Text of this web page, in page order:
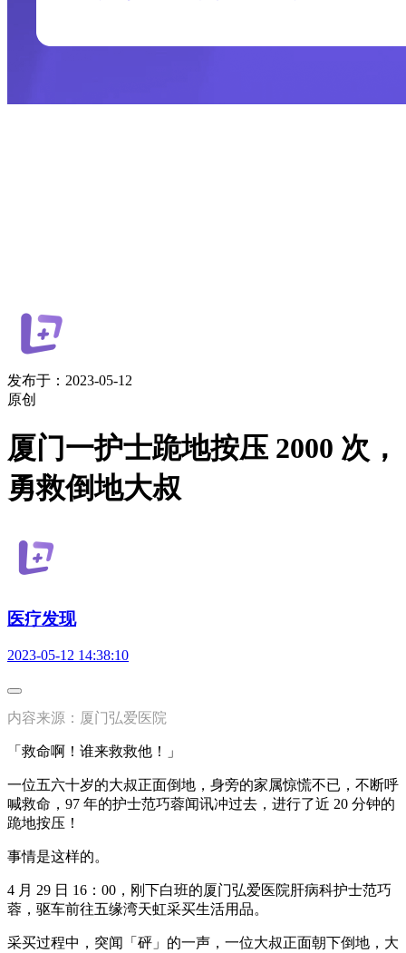
发布于：2023-05-12
原创
厦门一护士跪地按压 2000 次，
勇救倒地大叔
医疗发现
2023-05-12 14:38:10
内容来源：厦门弘爱医院
「救命啊！谁来救救他！」
一位五六十岁的大叔正面倒地，身旁的家属惊慌不已，不断呼
喊救命，97 年的护士范巧蓉闻讯冲过去，进行了近 20 分钟的
跪地按压！
事情是这样的。
4 月 29 日 16：00，刚下白班的厦门弘爱医院肝病科护士范巧
蓉，驱车前往五缘湾天虹采买生活用品。
采买过程中，突闻「砰」的一声，一位大叔正面朝下倒地，大